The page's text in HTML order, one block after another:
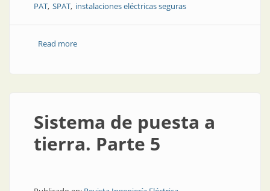
PAT SPAT instalaciones eléctricas seguras
Read moreabout Sistema de puesta a tierra. Parte 6
Sistema de puesta a
tierra. Parte 5